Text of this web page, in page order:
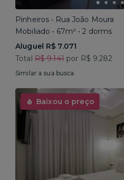
Pinheiros • Rua João Moura
Mobiliado • 67m² • 2 dorms
Aluguel R$ 7.071
Total R$ 9.141por R$ 9.282
Similar a sua busca
Baixou o preço